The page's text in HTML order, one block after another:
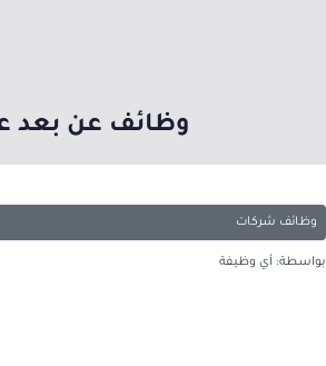
وظائف عن بعد عدد 31 وظيفة (رجال / نساء) عبر برنامج
وظائف شركات
بواسطة: أي وظيفة